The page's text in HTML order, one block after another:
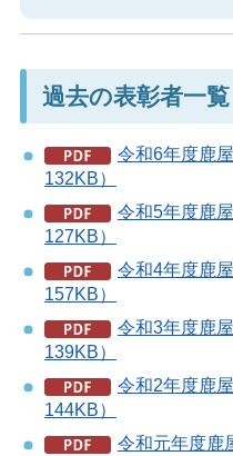
過去の表彰者一覧
令和6年度鹿
132KB）
令和5年度鹿
127KB）
令和4年度鹿
157KB）
令和3年度鹿
139KB）
令和2年度鹿
144KB）
令和元年度鹿